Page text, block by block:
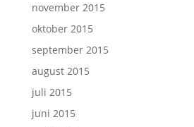
november 2015
oktober 2015
september 2015
august 2015
juli 2015
juni 2015